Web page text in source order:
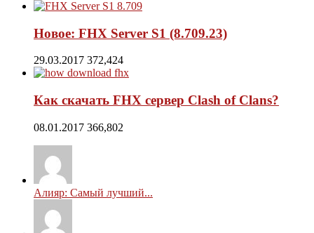
Новое: FHX Server S1 (8.709.23)
29.03.2017 372,424
Как скачать FHX сервер Clash of Clans?
08.01.2017 366,802
Алияр: Самый лучший...